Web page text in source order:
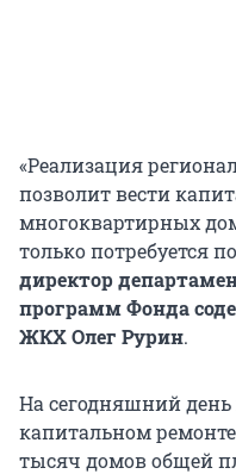
«Реализация
позволит вести
многоквартирных
только потребуется
директор
программ Фонда
ЖКХ Олег Рурин.
На сегодняшний день
капитальном
тысяч домов общей